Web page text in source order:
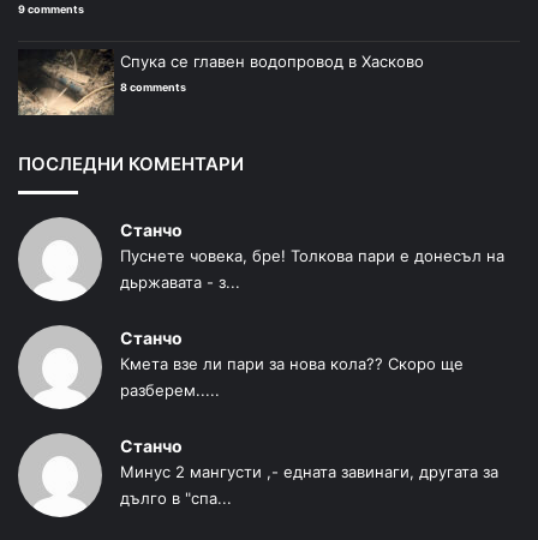
9 comments
Спука се главен водопровод в Хасково
8 comments
ПОСЛЕДНИ КОМЕНТАРИ
Станчо
Пуснете човека, бре! Толкова пари е донесъл на
дьржавата - з...
Станчо
Кмета взе ли пари за нова кола?? Скоро ще
разберем.....
Станчо
Минус 2 мангусти ,- едната завинаги, другата за
дълго в "спа...